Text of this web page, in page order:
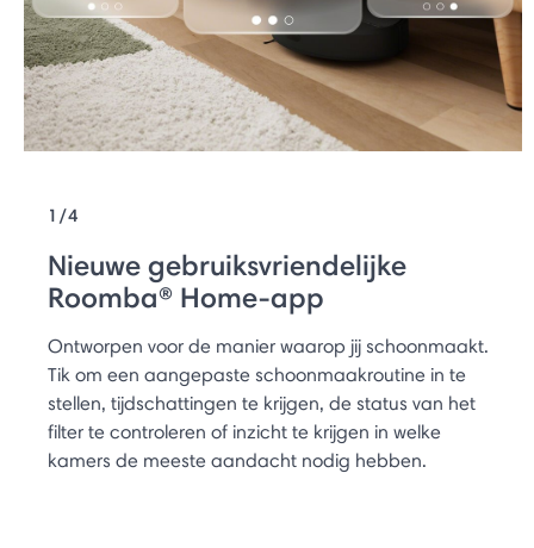
1/4
Nieuwe gebruiksvriendelijke
Roomba® Home-app
Ontworpen voor de manier waarop jij schoonmaakt.
Tik om een aangepaste schoonmaakroutine in te
stellen, tijdschattingen te krijgen, de status van het
filter te controleren of inzicht te krijgen in welke
kamers de meeste aandacht nodig hebben.